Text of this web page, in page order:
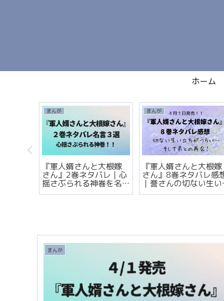
ホーム
まんが
『軍人婿さんと大根嫁
さん』2巻ネタバレ｜心
揺さぶられる神巻を名
言3選で完全レビュー！
まんが
『軍人婿さんと大根嫁
さん』8巻ネタバレ感
｜誉さんの切ない生い
立ち…そして弟との再
まんが